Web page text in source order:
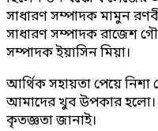
সাধারণ সম্পাদক মামুন
সাধারণ সম্পাদক রাজেশ
সম্পাদক ইয়াসিন মিয়া।
আর্থিক সহায়তা পেয়ে নিশা
আমাদের খুব উপকার হলো।
কৃতজ্ঞতা জানাই।